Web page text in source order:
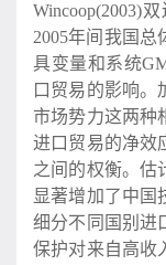
Wincoop(2003)
2005年间我国
具变量和系统
口贸易的影响。
市场势力这两种
进口贸易的净效
之间的权衡。估
显著增加了中国
细分不同国别进
保护对来自高收